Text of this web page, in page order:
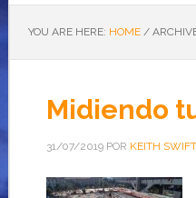
YOU ARE HERE: HOME /
Midiendo
31/07/2019POR KEITH SWIFT